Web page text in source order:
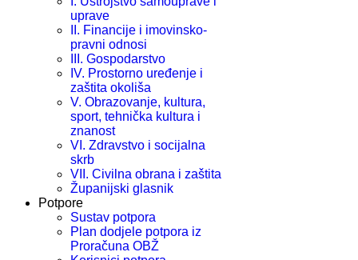
uprave
II. Financije i imovinsko-
pravni odnosi
III. Gospodarstvo
IV. Prostorno uređenje i
zaštita okoliša
V. Obrazovanje, kultura,
sport, tehnička kultura i
znanost
VI. Zdravstvo i socijalna
skrb
VII. Civilna obrana i zaštita
Županijski glasnik
Potpore
Sustav potpora
Plan dodjele potpora iz
Proračuna OBŽ